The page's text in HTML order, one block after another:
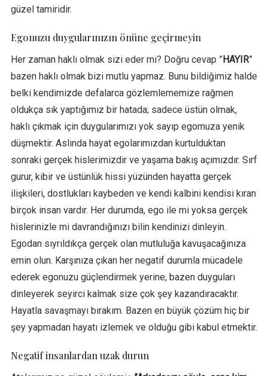
güzel tamiridir.
Egonuzu duygularınızın önüne geçirmeyin
Her zaman haklı olmak sizi eder mi? Doğru cevap ”HAYIR”
bazen haklı olmak bizi mutlu yapmaz. Bunu bildiğimiz halde
belki kendimizde defalarca gözlemlememize rağmen
oldukça sık yaptığımız bir hatada; sadece üstün olmak,
haklı çıkmak için duygularımızı yok sayıp egomuza yenik
düşmektir. Aslında hayat egolarımızdan kurtulduktan
sonraki gerçek hislerimizdir ve yaşama bakış açımızdır. Sırf
gurur, kibir ve üstünlük hissi yüzünden hayatta gerçek
ilişkileri, dostlukları kaybeden ve kendi kalbini kendisi kıran
birçok insan vardır. Her durumda, ego ile mi yoksa gerçek
hislerinizle mi davrandığınızı bilin kendinizi dinleyin.
Egodan sıyrıldıkça gerçek olan mutluluğa kavuşacağınıza
emin olun. Karşınıza çıkan her negatif durumla mücadele
ederek egonuzu güçlendirmek yerine, bazen duyguları
dinleyerek seyirci kalmak size çok şey kazandıracaktır.
Hayatla savaşmayı bırakım. Bazen en büyük çözüm hiç bir
şey yapmadan hayatı izlemek ve olduğu gibi kabul etmektir.
Negatif insanlardan uzak durun